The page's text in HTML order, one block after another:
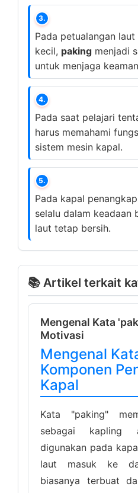
3.
Pada petualangan
kecil, paking menjadi
untuk menjaga
4.
Pada saat pelajari
harus memahami
sistem mesin kapal.
5.
Pada kapal
selalu dalam keadaan
laut tetap bersih.
📚 Artikel terkait
Mengenal Kata
Motivasi
Mengenal
Komponen
Kapal
Kata "paking"
sebagai kapling
digunakan pada
laut masuk ke
biasanya terbuat